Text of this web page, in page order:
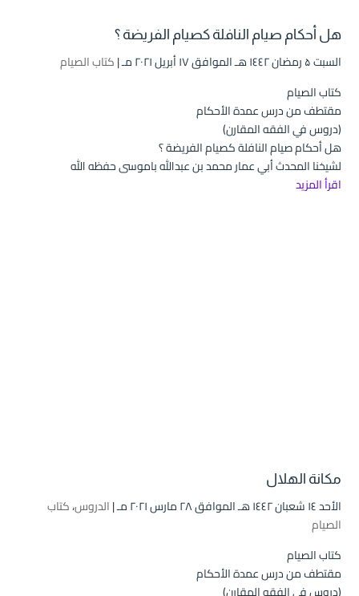
هل أحكام صيام النافلة كصيام الفريضة ؟
السبت ۵ رمضان ۱٤٤۲ هـ الموافق ۱۷ أبريل ۲۰۲۱ مـ |
كتاب الصيام
كتاب الصيام
مقتطف من درس عمدة الأحكام
(دروس في الفقه المقارن)
هل أحكام صيام النافلة كصيام الفريضة ؟
لشيخنا المحدث أبي عمار محمد بن عبدالله باموسى حفظه الله
اقرأ المزيد
مكانة الهلال
الأحد ۱٤ شعبان ۱٤٤۲ هـ الموافق ۲۸ مارس ۲۰۲۱ مـ | الدروس،كتاب
الصيام
كتاب الصيام
مقتطف من درس عمدة الأحكام
(دروس في الفقه المقارن)